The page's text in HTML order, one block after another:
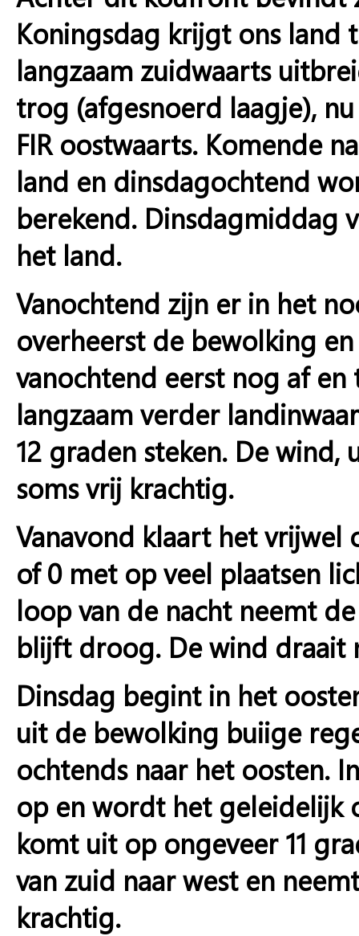
Koningsdag krijgt ons land
langzaam zuidwaarts
trog (afgesnoerd laagje),
FIR oostwaarts. Komende
land en dinsdagochtend
berekend. Dinsdagmiddag
het land.
Vanochtend zijn er in het
overheerst de bewolking
vanochtend eerst nog af
langzaam verder
12 graden steken. De
soms vrij krachtig.
Vanavond klaart het vrijwel
of 0 met op veel plaatsen
loop van de nacht neemt
blijft droog. De wind draait
Dinsdag begint in het
uit de bewolking buiige
ochtends naar het oosten.
op en wordt het geleidelijk
komt uit op ongeveer 11
van zuid naar west en
krachtig.